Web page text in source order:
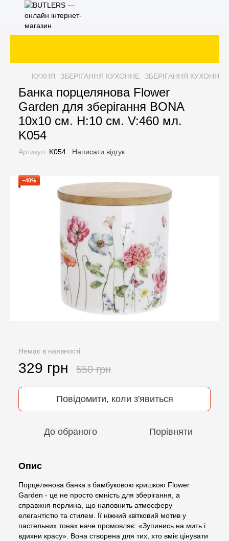
КУХНЯ ЗБЕРІГАННЯ КУХОННЕ ЗБЕРІГАННЯ КУХОННЕ
Банка порцелянова Flower
Garden для зберігання BONA
10x10 см. H:10 см. V:460 мл.
K054
Артикул: K054 Написати відгук
−40%
Немає в наявності
329 грн 550 грн
Повідомити, коли з'явиться
До обраного Порівняти
Опис
Порцелянова банка з бамбуковою кришкою Flower
Garden - це не просто ємність для зберігання, а
справжня перлина, що наповнить атмосферу
елегантістю та стилем. Її ніжний квітковий мотив у
пастельних тонах наче промовляє: «Зупинись на мить і
вдихни красу». Вона створена для тих, хто вміє цінувати